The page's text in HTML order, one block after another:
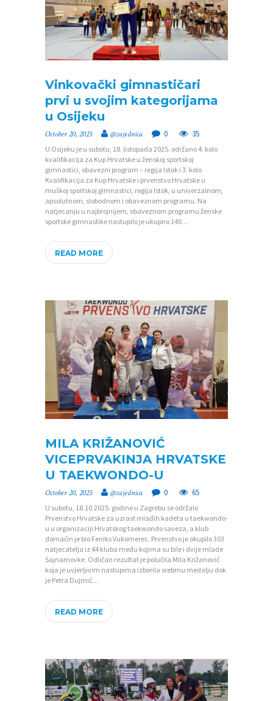
Vinkovački gimnastičari
prvi u svojim kategorijama
u Osijeku
October 20, 2025 @zajednica 0 35
U Osijeku je u subotu, 18. listopada 2025. održano 4. kolo
kvalifikacija za Kup Hrvatske u ženskoj sportskoj
gimnastici, obavezni program – regija Istok i 3. kolo
Kvalifikacija za Kup Hrvatske i prvenstvo Hrvatske u
muškoj sportskoj gimnastici, regija Istok, u univerzalnom,
apsolutnom, slobodnom i obaveznom programu. Na
natjecanju u najbrojnijem, obaveznom programu ženske
sportske gimnastike nastupilo je ukupno 140…
READ MORE
MILA KRIŽANOVIĆ
VICEPRVAKINJA HRVATSKE
U TAEKWONDO-U
October 20, 2025 @zajednica 0 65
U subotu, 18.10.2025. godine u Zagrebu se održalo
Prvenstvo Hrvatske za uzrast mlađih kadeta u taekwondo-
u u organizaciji Hrvatskog taekwondo saveza, a klub
domaćin je bio Feniks Vukomerec. Prvenstvo je okupilo 303
natjecatelja iz 44 kluba među kojima su bile i dvije mlade
Sajnamovke. Odličan rezultat je polučila Mila Križanović
koja je uvjerljivim nastupima izborila srebrnu medalju dok
je Petra Dujmić…
READ MORE